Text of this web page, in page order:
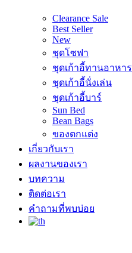
Clearance Sale
Best Seller
New
ชุดโซฟา
ชุดเก้าอี้ทานอาหาร
ชุดเก้าอี้นั่งเล่น
ชุดเก้าอี้บาร์
Sun Bed
Bean Bags
ของตกแต่ง
เกี่ยวกับเรา
ผลงานของเรา
บทความ
ติดต่อเรา
คำถามที่พบบ่อย